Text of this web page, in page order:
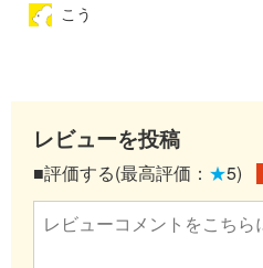
こう
レビューを投稿
■評価する(最高評価： ★5)